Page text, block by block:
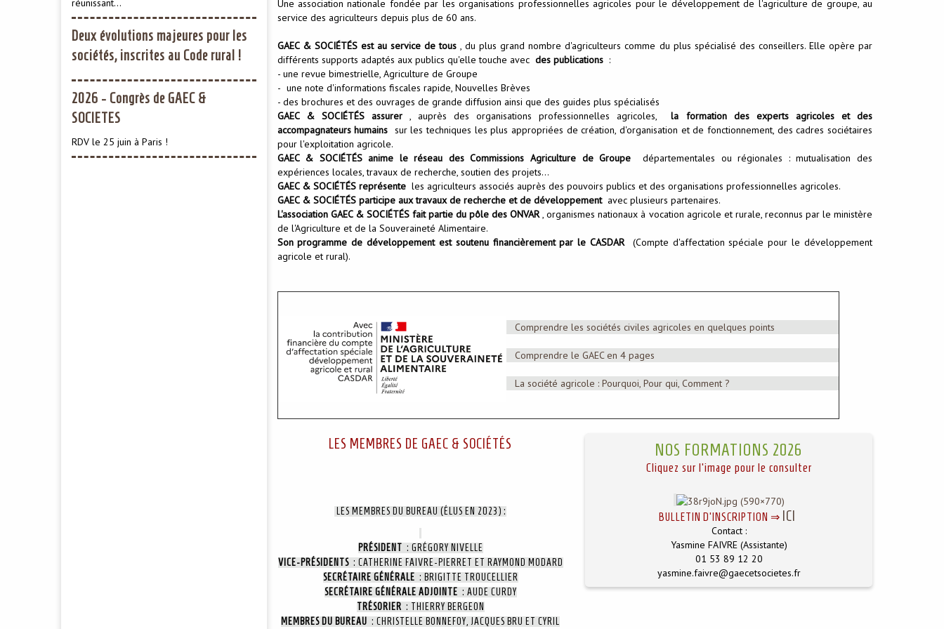
réunissant...
Deux évolutions majeures pour les
sociétés, inscrites au Code rural !
2026 - Congrès de GAEC &
SOCIETES
RDV le 25 juin à Paris !
Une association nationale fondée par les organisations professionnelles agricoles pour le développement de l'agriculture de groupe, au
service des agriculteurs depuis plus de 60 ans.
GAEC & SOCIÉTÉS est au service de tous, du plus grand nombre d'agriculteurs comme du plus spécialisé des conseillers. Elle opère par
différents supports adaptés aux publics qu'elle touche avec des publications :
​- une revue bimestrielle, Agriculture de Groupe
- une note d'informations fiscales rapide, Nouvelles Brèves
- des brochures et des ouvrages de grande diffusion ainsi que des guides plus spécialisés
GAEC & SOCIÉTÉS assurer, auprès des organisations professionnelles agricoles,la formation des experts agricoles et des
accompagnateurs humains sur les techniques les plus appropriées de création, d'organisation et de fonctionnement, des cadres sociétaires
pour l'exploitation agricole.
GAEC & SOCIÉTÉS anime le réseau des Commissions Agriculture de Groupe départementales ou régionales : mutualisation des
expériences locales, travaux de recherche, soutien des projets...
GAEC & SOCIÉTÉS représenteles agriculteurs associés auprès des pouvoirs publics et des organisations professionnelles agricoles.
GAEC & SOCIÉTÉS participe aux travaux de recherche et de développementavec plusieurs partenaires.
L'association GAEC & SOCIÉTÉS fait partie du pôle des ONVAR, organismes nationaux à vocation agricole et rurale, reconnus par le ministère
de l'Agriculture et de la Souveraineté Alimentaire.
Son programme de développement est soutenu financièrement par le CASDAR(Compte d'affectation spéciale pour le développement
agricole et rural).
Comprendre les sociétés civiles agricoles en quelques points
Comprendre le GAEC en 4 pages
La société agricole : Pourquoi, Pour qui, Comment ?
LES MEMBRES DE GAEC & SOCIÉTÉS
LES MEMBRES DU BUREAU (ÉLUS EN 2023) :
PRÉSIDENT
: GRÉGORY NIVELLE
VICE-PRÉSIDENTS : CATHERINE FAIVRE-PIERRET ET RAYMOND MODARD
SECRÉTAIRE GÉNÉRALE : BRIGITTE TROUCELLIER
SECRÉTAIRE GÉNÉRALE ADJOINTE : AUDE CURDY
TRÉSORIER : THIERRY BERGEON
MEMBRES DU BUREAU : CHRISTELLE BONNEFOY, JACQUES BRU ET CYRIL
NOS FORMATIONS 2026
Cliquez sur l'image pour le consulter
BULLETIN D'INSCRIPTION ⇒ ICI
Contact :
Yasmine FAIVRE (Assistante)
01 53 89 12 20
yasmine.faivre@gaecetsocietes.fr